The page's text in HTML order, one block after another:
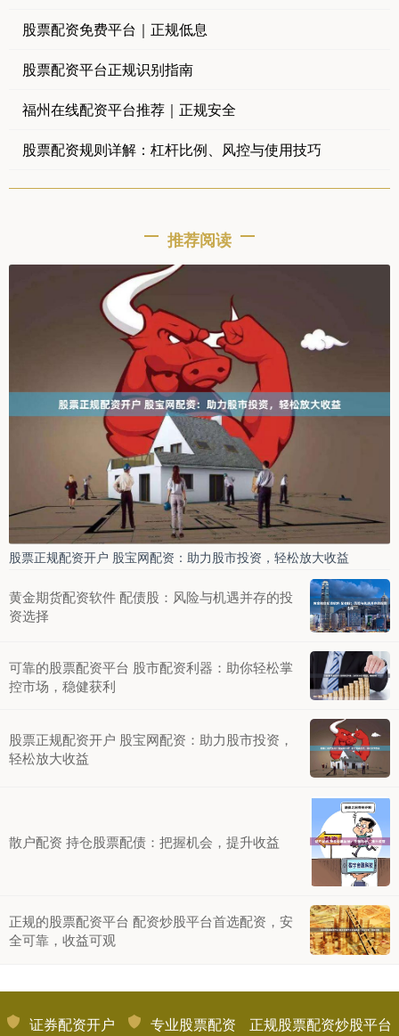
股票配资免费平台｜正规低息
股票配资平台正规识别指南
福州在线配资平台推荐｜正规安全
股票配资规则详解：杠杆比例、风控与使用技巧
推荐阅读
股票正规配资开户 股宝网配资：助力股市投资，轻松放大收益
黄金期货配资软件 配债股：风险与机遇并存的投
资选择
可靠的股票配资平台 股市配资利器：助你轻松掌
控市场，稳健获利
股票正规配资开户 股宝网配资：助力股市投资，
轻松放大收益
散户配资 持仓股票配债：把握机会，提升收益
正规的股票配资平台 配资炒股平台首选配资，安
全可靠，收益可观
证券配资开户 专业股票配资 正规股票配资炒股平台